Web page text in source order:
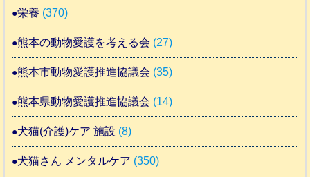
栄養 (370)
熊本の動物愛護を考える会 (27)
熊本市動物愛護推進協議会 (35)
熊本県動物愛護推進協議会 (14)
犬猫(介護)ケア 施設 (8)
犬猫さん メンタルケア (350)